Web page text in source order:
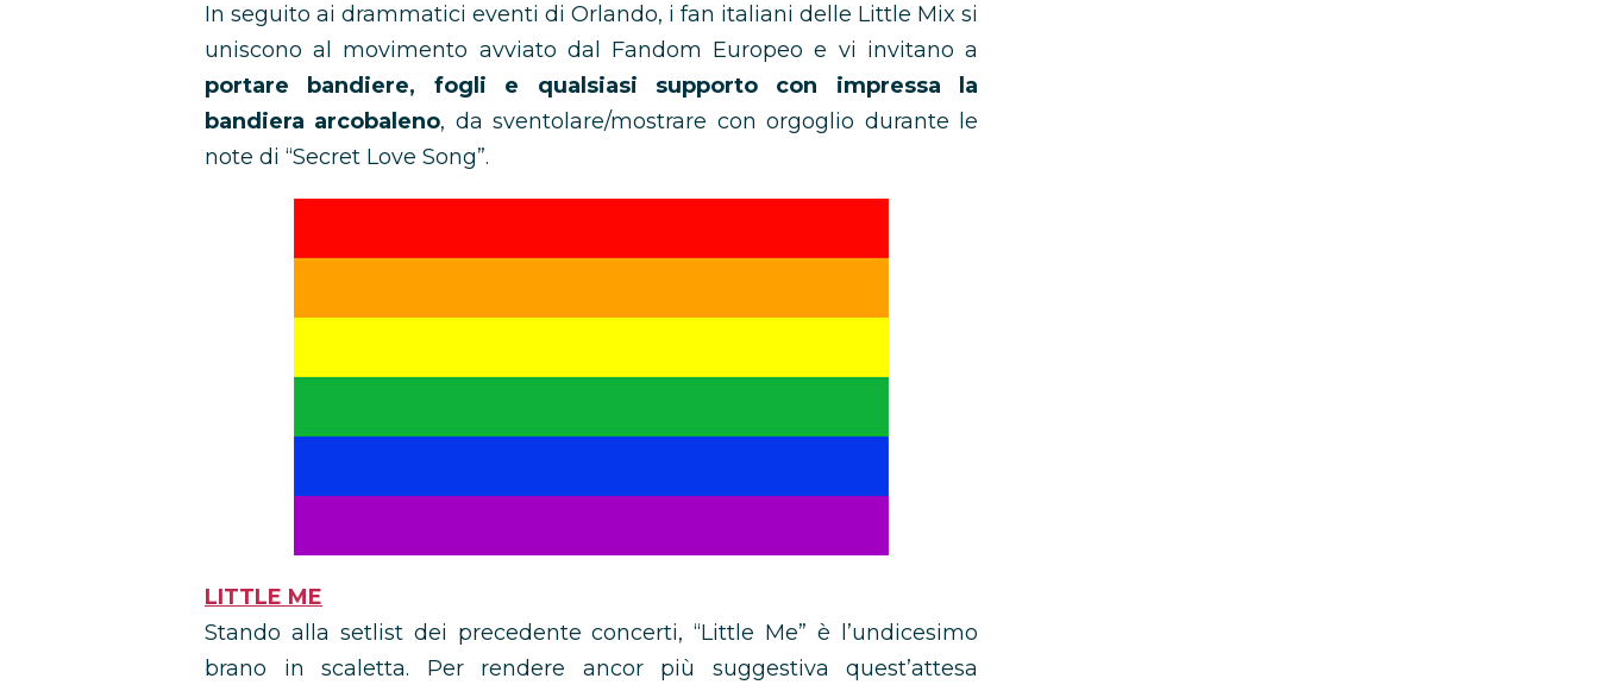
In seguito ai drammatici eventi di Orlando, i fan italiani delle Little Mix si
uniscono al movimento avviato dal Fandom Europeo e vi invitano a
portare bandiere, fogli e qualsiasi supporto con impressa la
bandiera arcobaleno, da sventolare/mostrare con orgoglio durante le
note di “Secret Love Song”.
LITTLE ME
Stando alla setlist dei precedente concerti, “Little Me” è l’undicesimo
brano in scaletta. Per rendere ancor più suggestiva quest’attesa